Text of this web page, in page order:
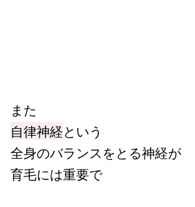
また
自律神経という
全身のバランスをとる神経が
育毛には重要で